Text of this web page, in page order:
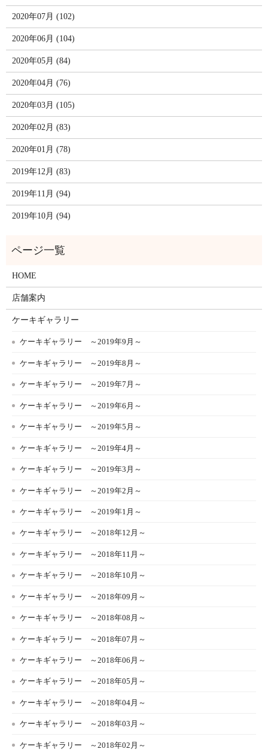
2020年07月 (102)
2020年06月 (104)
2020年05月 (84)
2020年04月 (76)
2020年03月 (105)
2020年02月 (83)
2020年01月 (78)
2019年12月 (83)
2019年11月 (94)
2019年10月 (94)
HOME
店舗案内
ケーキギャラリー
ケーキギャラリー ～2019年9月～
ケーキギャラリー ～2019年8月～
ケーキギャラリー ～2019年7月～
ケーキギャラリー ～2019年6月～
ケーキギャラリー ～2019年5月～
ケーキギャラリー ～2019年4月～
ケーキギャラリー ～2019年3月～
ケーキギャラリー ～2019年2月～
ケーキギャラリー ～2019年1月～
ケーキギャラリー ～2018年12月～
ケーキギャラリー ～2018年11月～
ケーキギャラリー ～2018年10月～
ケーキギャラリー ～2018年09月～
ケーキギャラリー ～2018年08月～
ケーキギャラリー ～2018年07月～
ケーキギャラリー ～2018年06月～
ケーキギャラリー ～2018年05月～
ケーキギャラリー ～2018年04月～
ケーキギャラリー ～2018年03月～
ケーキギャラリー ～2018年02月～